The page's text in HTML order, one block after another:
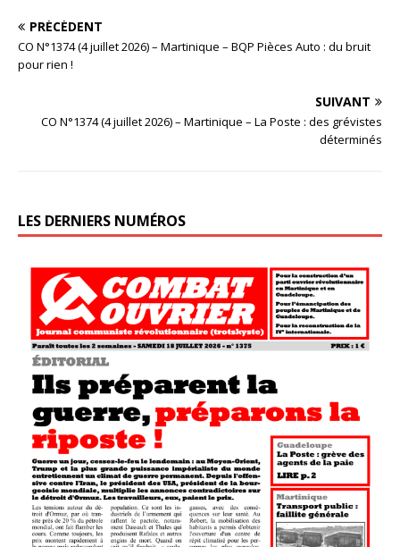
PRÉCÉDENT
CO N°1374 (4 juillet 2026) – Martinique – BQP Pièces Auto : du bruit
pour rien !
SUIVANT
CO N°1374 (4 juillet 2026) – Martinique – La Poste : des grévistes
déterminés
LES DERNIERS NUMÉROS